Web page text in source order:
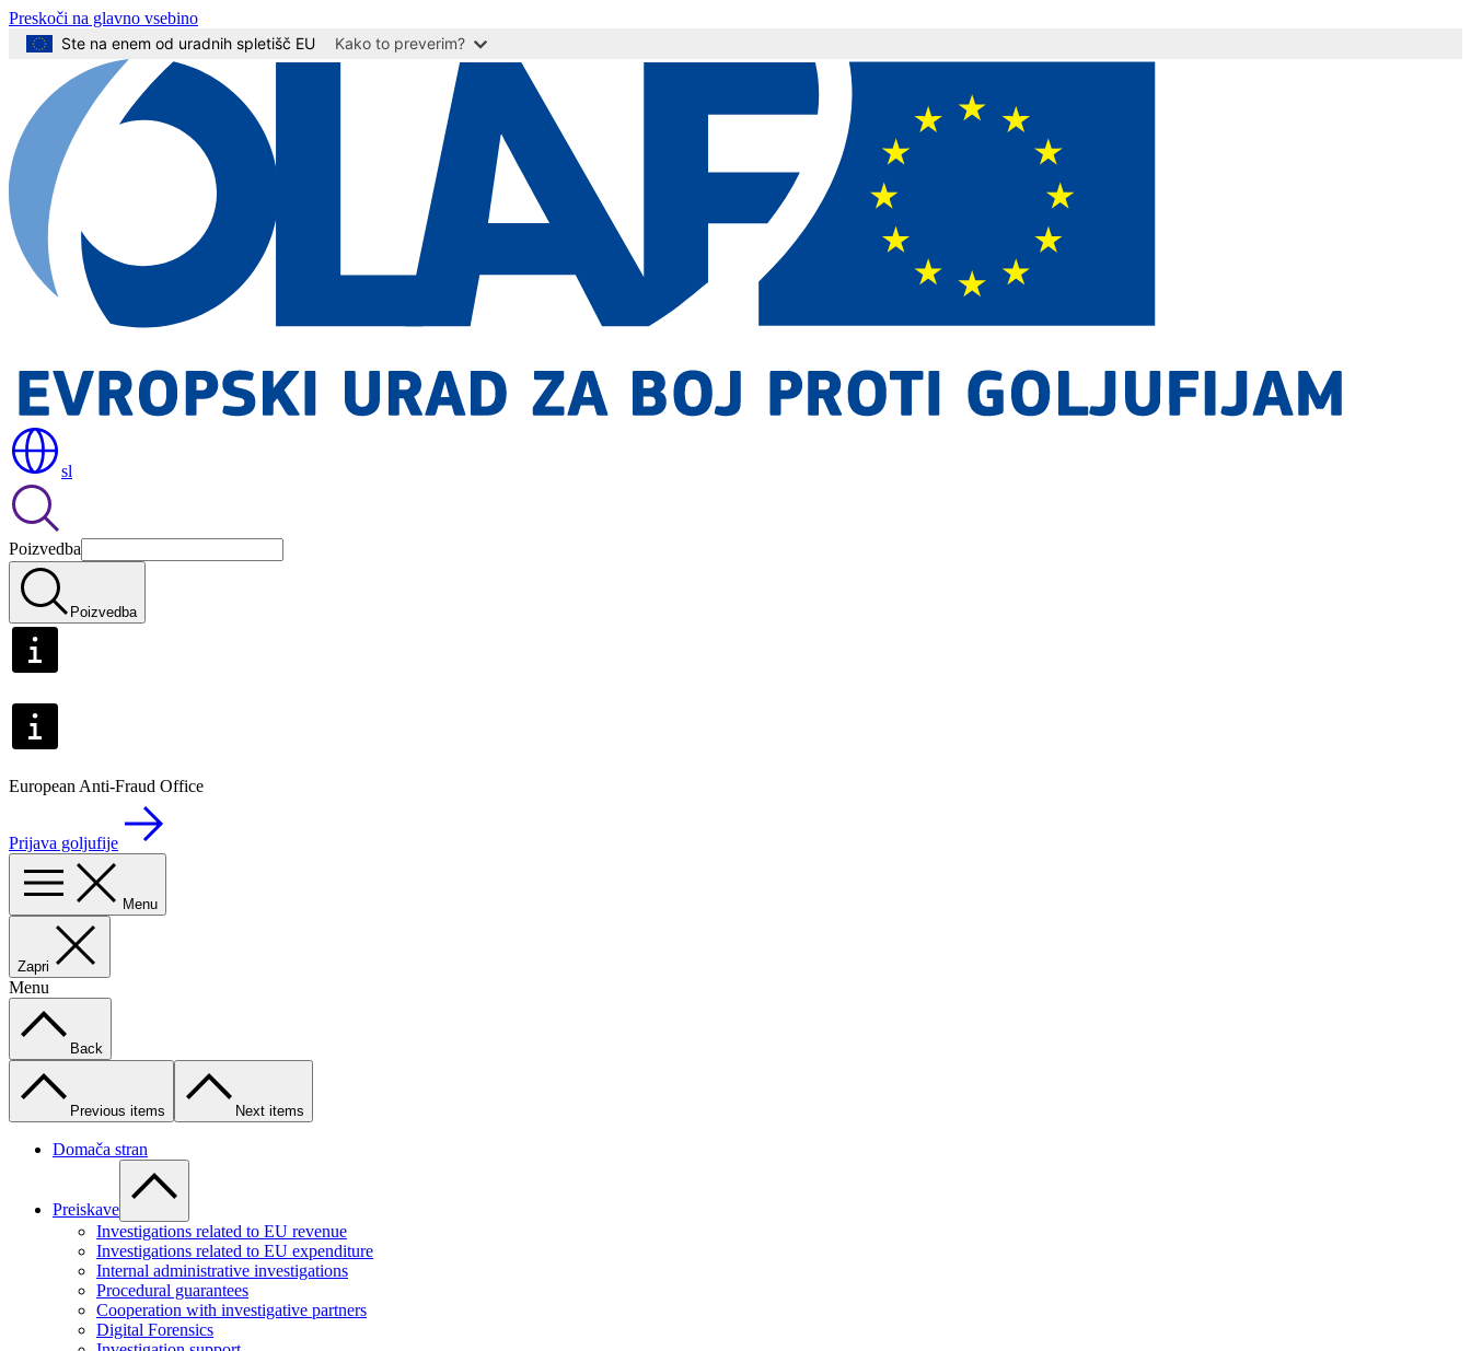
Preskoči na glavno vsebino
Ste na enem od uradnih spletišč EU
Kako to preverim?
sl
Poizvedba
Poizvedba
European Anti-Fraud Office
Prijava goljufije
Menu
Zapri
Menu
Back
Previous items Next items
Domača stran
Preiskave
Investigations related to EU revenue
Investigations related to EU expenditure
Internal administrative investigations
Procedural guarantees
Cooperation with investigative partners
Digital Forensics